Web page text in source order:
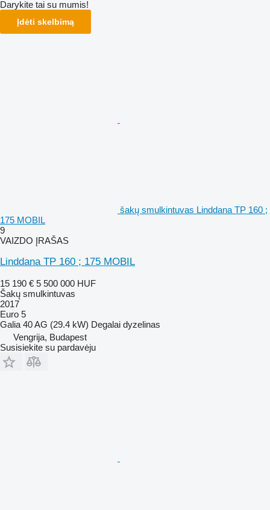
Darykite tai su mumis!
Įdėti skelbimą
šakų smulkintuvas Linddana TP 160 ;
175 MOBIL
9
VAIZDO ĮRAŠAS
Linddana TP 160 ; 175 MOBIL
15 190 € 5 500 000 HUF
Šakų smulkintuvas
2017
Euro 5
Galia 40 AG (29.4 kW) Degalai dyzelinas
Vengrija, Budapest
Susisiekite su pardavėju